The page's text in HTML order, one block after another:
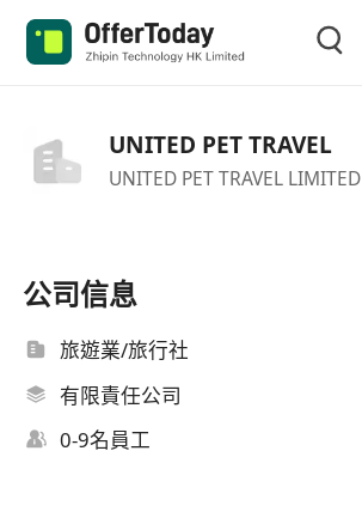
UNITED PET TRAVEL
UNITED PET TRAVEL LIMITED
公司信息
旅遊業/旅行社
有限責任公司
0-9名員工